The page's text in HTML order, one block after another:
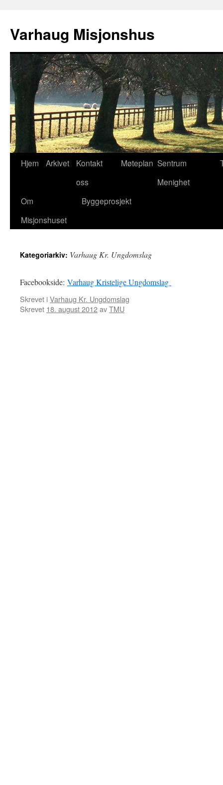
Varhaug Misjonshus
Hopp
innhold
Hjem Arkivet
Kontakt
oss
Møteplan Sentrum
Menighet
Om
Misjonshuset
Byggeprosjekt
Kategoriarkiv: Varhaug Kr. Ungdomslag
Facebookside: Varhaug Kristelige Ungdomslag
Skrevet iVarhaug Kr. Ungdomslag
Skrevet 18. august 2012avTMU